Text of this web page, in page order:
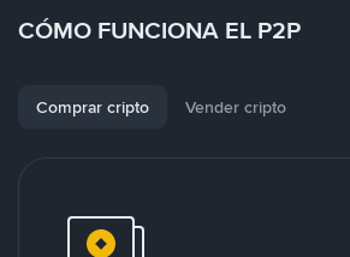
CÓMO FUNCIONA EL P2P
Comprar cripto Vender cripto